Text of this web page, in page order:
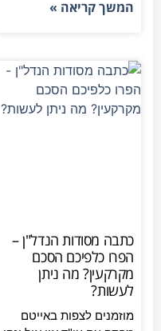
המשך קריאה »
כתבה מסודות הנדל"ן –
הפרו כלפיכם הסכם
מקרקעין? מה ניתן
לעשות?
מוזמנים לצפות באייטם